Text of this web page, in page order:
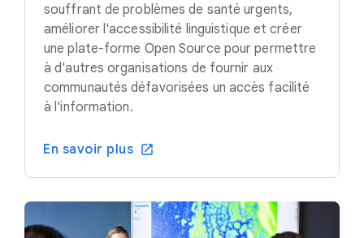
souffrant de problèmes de santé urgents,
améliorer l'accessibilité linguistique et créer
une plate-forme Open Source pour permettre
à d'autres organisations de fournir aux
communautés défavorisées un accès facilité
à l'information.
En savoir plus